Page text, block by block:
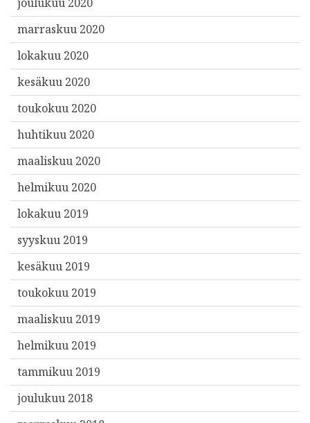
marraskuu 2020
lokakuu 2020
kesäkuu 2020
toukokuu 2020
huhtikuu 2020
maaliskuu 2020
helmikuu 2020
lokakuu 2019
syyskuu 2019
kesäkuu 2019
toukokuu 2019
maaliskuu 2019
helmikuu 2019
tammikuu 2019
joulukuu 2018